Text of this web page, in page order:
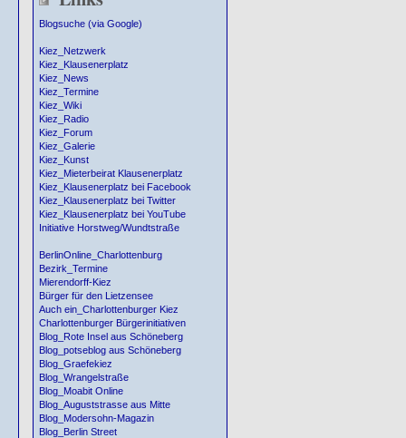
Blogsuche (via Google)
Kiez_Netzwerk
Kiez_Klausenerplatz
Kiez_News
Kiez_Termine
Kiez_Wiki
Kiez_Radio
Kiez_Forum
Kiez_Galerie
Kiez_Kunst
Kiez_Mieterbeirat Klausenerplatz
Kiez_Klausenerplatz bei Facebook
Kiez_Klausenerplatz bei Twitter
Kiez_Klausenerplatz bei YouTube
Initiative Horstweg/Wundtstraße
BerlinOnline_Charlottenburg
Bezirk_Termine
Mierendorff-Kiez
Bürger für den Lietzensee
Auch ein_Charlottenburger Kiez
Charlottenburger Bürgerinitiativen
Blog_Rote Insel aus Schöneberg
Blog_potseblog aus Schöneberg
Blog_Graefekiez
Blog_Wrangelstraße
Blog_Moabit Online
Blog_Auguststrasse aus Mitte
Blog_Modersohn-Magazin
Blog_Berlin Street